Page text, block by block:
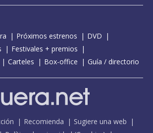
Próximos estrenos
DVD
Festivales + premios
Carteles Box-office Guía / directorio
Recomienda
Sugiere una web